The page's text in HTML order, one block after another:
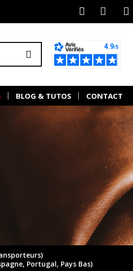
BLOG & TUTOS CONTACT
Portugal, Pays Bas)